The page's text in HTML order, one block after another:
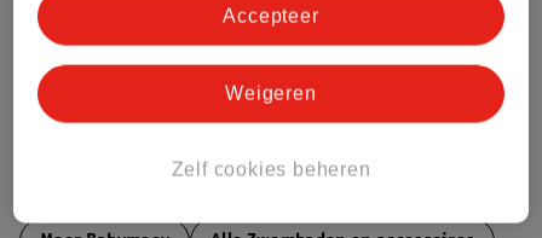
Bestel & Bezorginformatie
Zelf cookies beheren
Weigeren
Accepteer